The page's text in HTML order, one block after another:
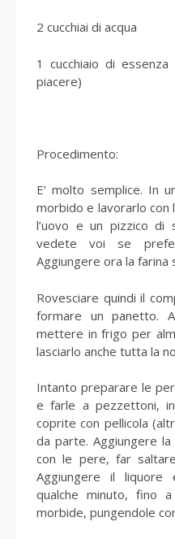
2 cucchiai di acqua
1 cucchiaio di
piacere)
Procedimento:
E’ molto semplice. In
morbido e lavorarlo con
l’uovo e un pizzico di
vedete voi se
Aggiungere ora la farina
Rovesciare quindi il
formare un panetto.
mettere in frigo per
lasciarlo anche tutta la
Intanto preparare le
e farle a pezzettoni, in
coprite con pellicola
da parte. Aggiungere
con le pere, far
Aggiungere il liquore
qualche minuto, fino
morbide, pungendole